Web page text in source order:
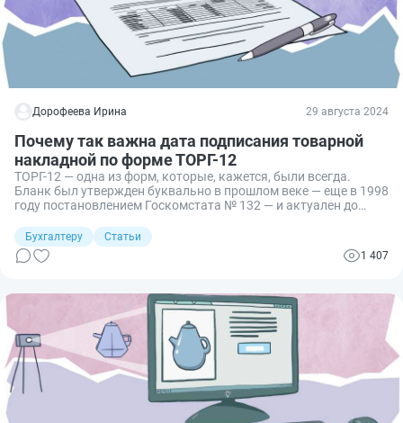
Дорофеева Ирина 29 августа 2024
Почему так важна дата подписания товарной
накладной по форме ТОРГ-12
ТОРГ-12 — одна из форм, которые, кажется, были всегда.
Бланк был утвержден буквально в прошлом веке — еще в 1998
году постановлением Госкомстата № 132 — и актуален до
накладную, на что обратить внимание, чтобы избежать
вопросов со стороны налоговой службы.
Бухгалтеру
Статьи
1 407